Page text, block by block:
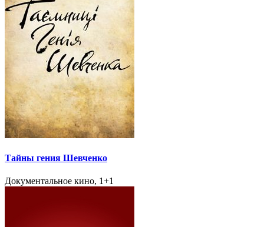
Тайны гения Шевченко
Документальное кино, 1+1